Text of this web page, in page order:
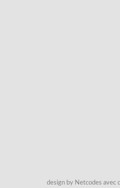
design by Netcodes avec